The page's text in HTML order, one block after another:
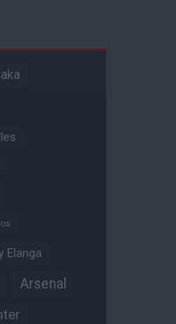
Elanga
Arsenal